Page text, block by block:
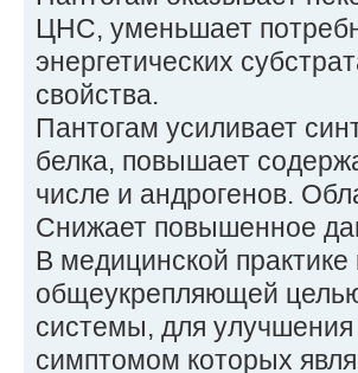
ЦНС, уменьшает
энергетических
свойства.
Пантогам усиливает
белка, повышает
числе и андрогенов.
Снижает повышенное
В медицинской практике
общеукрепляющей
системы, для
симптомом которых